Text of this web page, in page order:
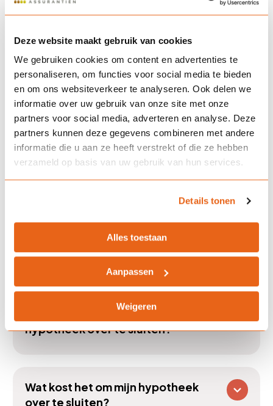
Deze website maakt gebruik van cookies
We gebruiken cookies om content en advertenties te
personaliseren, om functies voor social media te bieden
en om ons websiteverkeer te analyseren. Ook delen we
informatie over uw gebruik van onze site met onze
partners voor social media, adverteren en analyse. Deze
partners kunnen deze gegevens combineren met andere
informatie die u aan ze heeft verstrekt of die ze hebben
verzameld op basis van uw gebruik van hun services.
Details tonen
Alles toestaan
Aanpassen
Weigeren
Een hypotheek oversluiten kan nog steeds een financieel
slimme keuze zijn. Zeker als je een hogere rente hebt dan wat
momenteel gebruikelijk is, of als je hypotheek niet meer past
bij je levenssituatie. Wel is het belangrijk om goed te kijken naar
de kosten en het verwachte voordeel over de looptijd.
Bereken je premie
Wil je weten wat de beste keuze is en de bijkomende
maandlasten zijn? Neem contact op met ons en wij zorgen
voor een passend persoonlijk advies. We zijn bereikbaar op
Veelgestelde vragen
Wanneer is het verstandig om mijn
hypotheek over te sluiten?
Wat kost het om mijn hypotheek
over te sluiten?